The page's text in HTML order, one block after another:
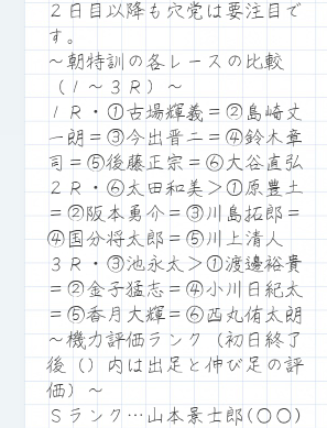
２日目以降も穴党は要注目で
す。
～朝特訓の各レースの比較
（１～３Ｒ）～
１Ｒ・①古場輝義＝②島崎丈
一朗＝③今出晋二＝④鈴木章
司＝⑤後藤正宗＝⑥大谷直弘
２Ｒ・⑥太田和美＞①原豊土
＝②阪本勇介＝③川島拓郎＝
④国分将太郎＝⑤川上清人
３Ｒ・③池永太＞①渡邊裕貴
＝②金子猛志＝④小川日紀太
＝⑤香月大輝＝⑥西丸侑太朗
～機力評価ランク（初日終了
後（）内は出足と伸び足の評
価）～
Ｓランク…山本景士郎(○○)